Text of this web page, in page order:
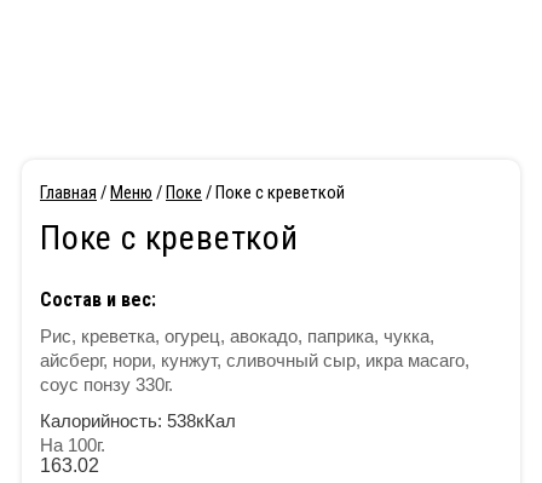
Главная /Меню /Поке / Поке с креветкой
Поке с креветкой
Состав и вес:
Рис, креветка, огурец, авокадо, паприка, чукка,
айсберг, нори, кунжут, сливочный сыр, икра масаго,
соус понзу 330г.
Калорийность: 538кКал
На 100г.
163.02